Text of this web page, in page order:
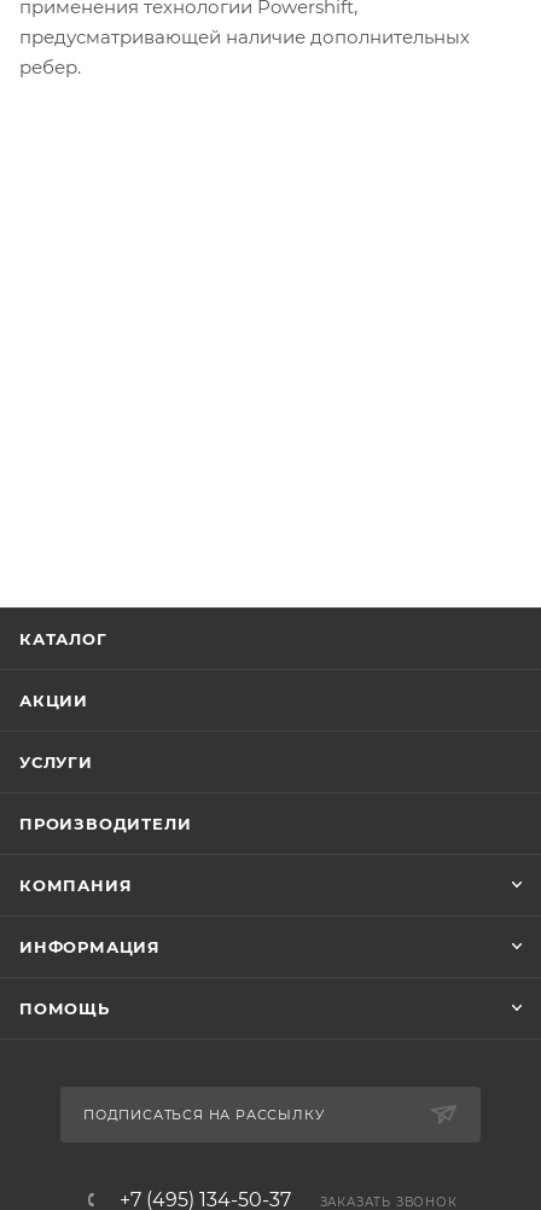
применения технологии Powershift,
предусматривающей наличие дополнительных
ребер.
КАТАЛОГ
АКЦИИ
УСЛУГИ
ПРОИЗВОДИТЕЛИ
КОМПАНИЯ
ИНФОРМАЦИЯ
ПОМОЩЬ
ПОДПИСАТЬСЯ НА РАССЫЛКУ
+7 (495) 134-50-37 ЗАКАЗАТЬ ЗВОНОК